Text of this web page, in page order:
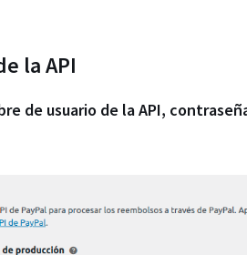
la API
de usuario de la API,